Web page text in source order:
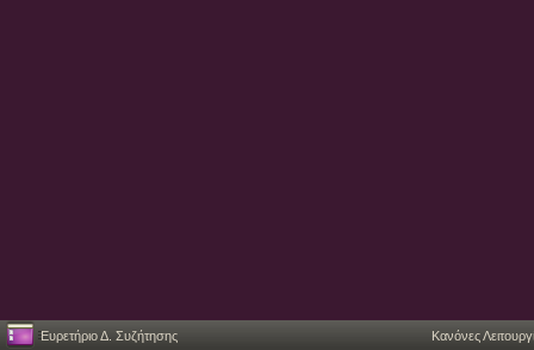
Ευρετήριο Δ. Συζήτησης Κανόνες